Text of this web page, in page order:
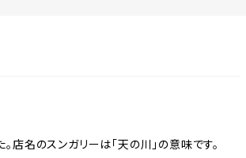
店名のスンガリーは「天の川」の意味です。